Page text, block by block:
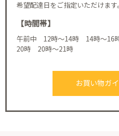
希望配達日をご指定いただけます。
【時間帯】
午前中 12時～14時 14時～
20時 20時～21時
お買い物ガ